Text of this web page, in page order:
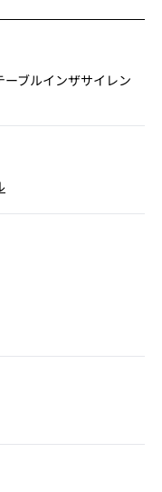
ーブルインザサイレン